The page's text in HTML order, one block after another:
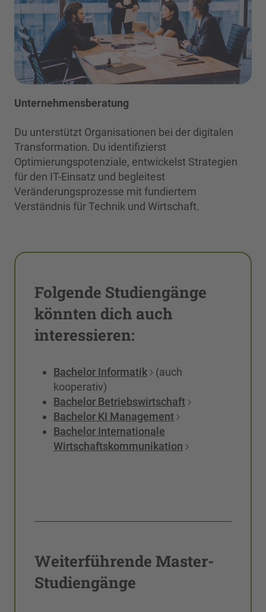
Unternehmensberatung
Du unterstützt Organisationen bei der digitalen
Transformation. Du identifizierst
Optimierungspotenziale, entwickelst Strategien
für den IT-Einsatz und begleitest
Veränderungsprozesse mit fundiertem
Verständnis für Technik und Wirtschaft.
Folgende Studiengänge
könnten dich auch
interessieren:
Bachelor Informatik
(auch
kooperativ)
Bachelor Betriebswirtschaft
Bachelor KI Management
Bachelor Internationale
Wirtschaftskommunikation
Weiterführende Master-
Studiengänge